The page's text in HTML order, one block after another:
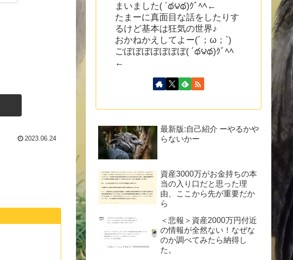
2023.06.24
まいました( ´థ౪థ)ｸﾞﾍﾍ←
たまーに真面目な話をしたりす
るけど基本は狂気の世界♪
おかねかえしてよー(´；ω；`)
ごぼぼぼぼぼぼぼ( ´థ౪థ)ｸﾞﾍﾍ
←
最新版:自己紹介 ーやるかや
らないかー
資産3000万がお金持ちの本
当の入り口だと思った理
由、ここから先が重要だか
ら
＜悲報＞資産2000万円付近
の情報が全然ない！なぜな
のか調べてみたら納得し
た。